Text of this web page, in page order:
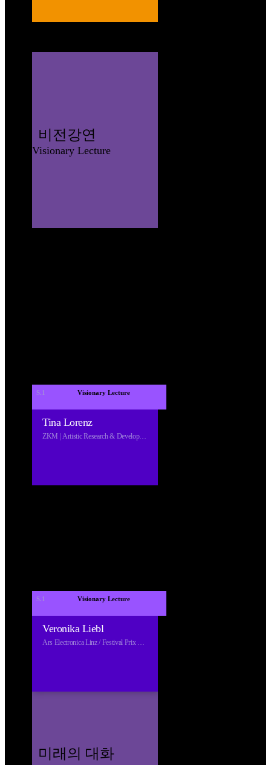
비전강연
Visionary Lecture
S.1 Visionary Lecture
Tina Lorenz
ZKM | Artistic Research & Development ZKM | Hertzlab
S.1 Visionary Lecture
Veronika Liebl
Ars Electronica Linz / Festival Prix Exhibition
미래의 대화